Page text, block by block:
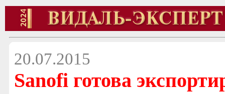
20.07.2015
Sanofi готова